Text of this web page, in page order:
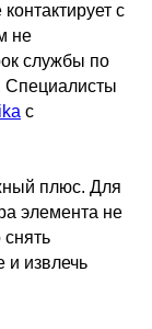
с
не
службы по
Специалисты
с
плюс. Для
элемента не
снять
и извлечь